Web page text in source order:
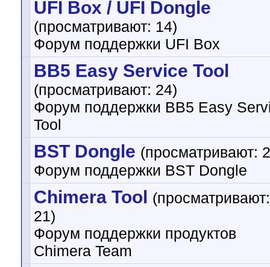
UFI Box / UFI Dongle
(просматривают: 14)
Форум поддержки UFI Box
BB5 Easy Service Tool
(просматривают: 24)
Форум поддержки BB5 Easy
Tool
BST Dongle (просматривают:
Форум поддержки BST Dongle
Chimera Tool (просматривают:
21)
Форум поддержки продуктов
Chimera Team